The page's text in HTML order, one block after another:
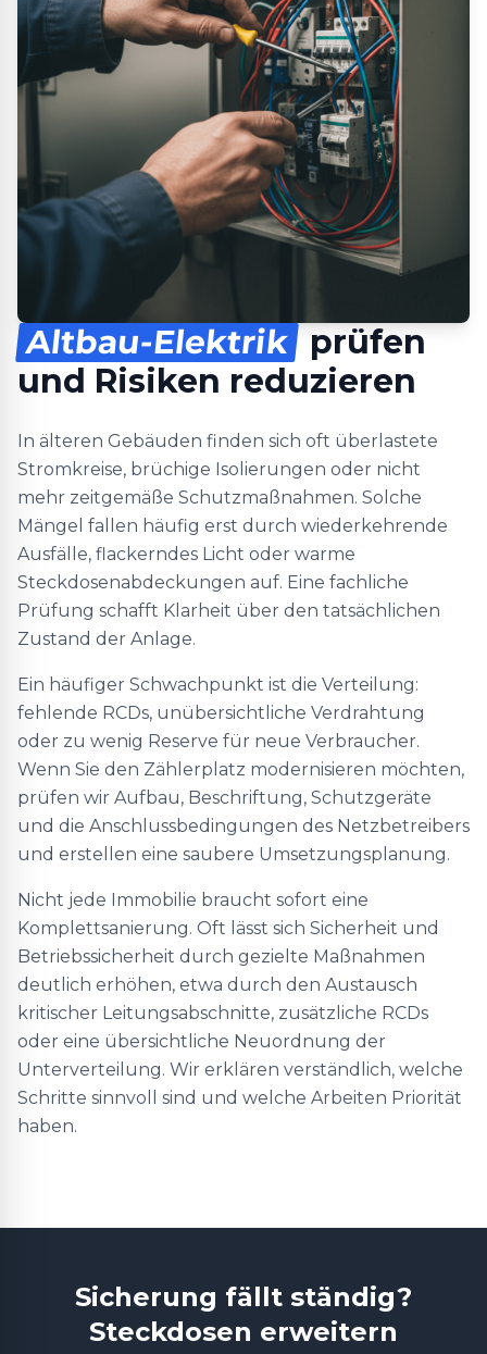
Altbau-Elektrik prüfen
und Risiken reduzieren
In älteren Gebäuden finden sich oft überlastete
Stromkreise, brüchige Isolierungen oder nicht
mehr zeitgemäße Schutzmaßnahmen. Solche
Mängel fallen häufig erst durch wiederkehrende
Ausfälle, flackerndes Licht oder warme
Steckdosenabdeckungen auf. Eine fachliche
Prüfung schafft Klarheit über den tatsächlichen
Zustand der Anlage.
Ein häufiger Schwachpunkt ist die Verteilung:
fehlende RCDs, unübersichtliche Verdrahtung
oder zu wenig Reserve für neue Verbraucher.
Wenn Sie den Zählerplatz modernisieren möchten,
prüfen wir Aufbau, Beschriftung, Schutzgeräte
und die Anschlussbedingungen des Netzbetreibers
und erstellen eine saubere Umsetzungsplanung.
Nicht jede Immobilie braucht sofort eine
Komplettsanierung. Oft lässt sich Sicherheit und
Betriebssicherheit durch gezielte Maßnahmen
deutlich erhöhen, etwa durch den Austausch
kritischer Leitungsabschnitte, zusätzliche RCDs
oder eine übersichtliche Neuordnung der
Unterverteilung. Wir erklären verständlich, welche
Schritte sinnvoll sind und welche Arbeiten Priorität
haben.
Sicherung fällt ständig?
Steckdosen erweitern